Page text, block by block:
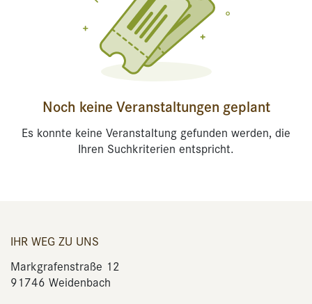
Noch keine Veranstaltungen geplant
Es konnte keine Veranstaltung gefunden werden, die
Ihren Suchkriterien entspricht.
IHR WEG ZU UNS
Markgrafenstraße 12
91746 Weidenbach